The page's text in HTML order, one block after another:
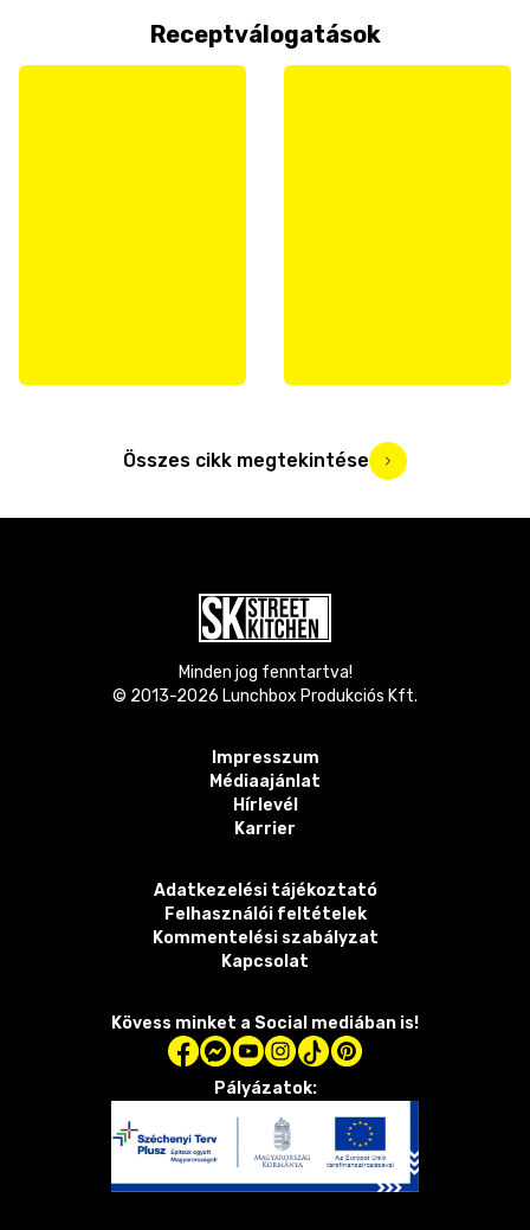
Receptválogatások
Összes cikk megtekintése
Minden jog fenntartva!
© 2013-2026 Lunchbox Produkciós Kft.
Impresszum
Médiaajánlat
Hírlevél
Karrier
Adatkezelési tájékoztató
Felhasználói feltételek
Kommentelési szabályzat
Kapcsolat
Kövess minket a Social mediában is!
Pályázatok: